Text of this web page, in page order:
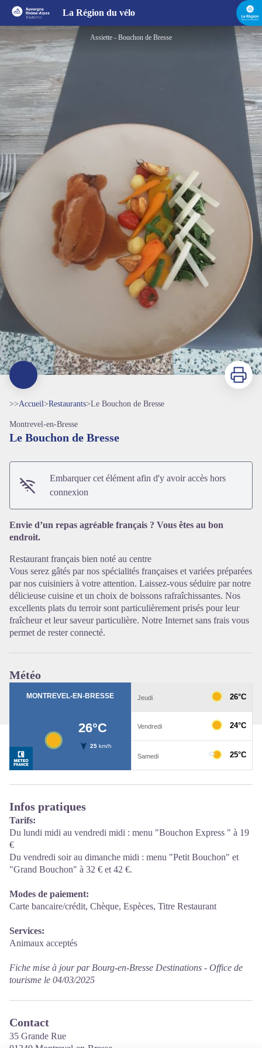
La Région du vélo
Assiette - Bouchon de Bresse
Voir l'image en plein écran
Imprimer
>>Accueil>Restaurants>Le Bouchon de Bresse
Montrevel-en-Bresse
Le Bouchon de Bresse
Embarquer cet élément afin d'y avoir accès hors
connexion
Envie d’un repas agréable français ? Vous êtes au bon
endroit.
Restaurant français bien noté au centre
Vous serez gâtés par nos spécialités françaises et variées préparées
par nos cuisiniers à votre attention. Laissez-vous séduire par notre
délicieuse cuisine et un choix de boissons rafraîchissantes. Nos
excellents plats du terroir sont particulièrement prisés pour leur
fraîcheur et leur saveur particulière. Notre Internet sans frais vous
permet de rester connecté.
Météo
Infos pratiques
Tarifs:
Du lundi midi au vendredi midi : menu "Bouchon Express " à 19
€
Du vendredi soir au dimanche midi : menu "Petit Bouchon" et
"Grand Bouchon" à 32 € et 42 €.
Modes de paiement:
Carte bancaire/crédit, Chèque, Espèces, Titre Restaurant
Services:
Animaux acceptés
Fiche mise à jour par Bourg-en-Bresse Destinations - Office de
tourisme le 04/03/2025
Contact
35 Grande Rue